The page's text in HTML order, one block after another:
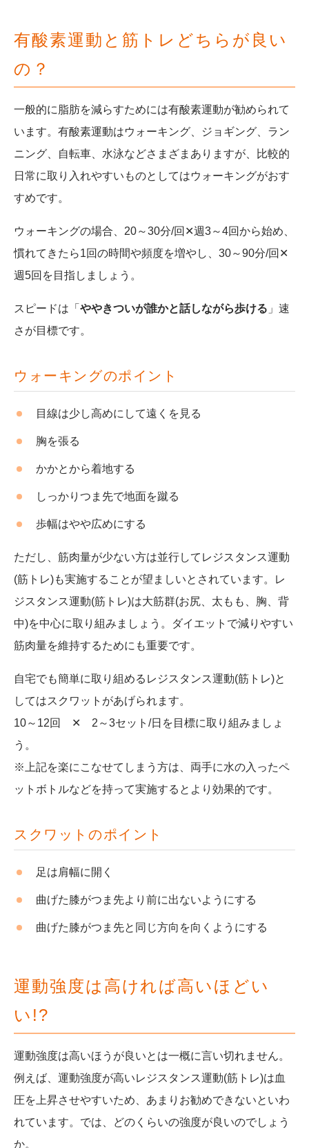
有酸素運動と筋トレどちらが良い
の？
一般的に脂肪を減らすためには有酸素運動が勧められて
います。 有酸素運動はウォーキング、ジョギング、ラン
ニング、自転車、水泳などさまざまありますが、比較的
日常に取り入れやすいものとしてはウォーキングがおす
すめです。
ウォーキングの場合、20～30分/回✕週3～4回から始め、
慣れてきたら1回の時間や頻度を増やし、30～90分/回✕
週5回を目指しましょう。
スピードは「 ややきついが誰かと話しながら歩ける 」速
さが目標です。
ウォーキングのポイント
目線は少し高めにして遠くを見る
胸を張る
かかとから着地する
しっかりつま先で地面を蹴る
歩幅はやや広めにする
ただし、筋肉量が少ない方は並行してレジスタンス運動
(筋トレ)も実施することが望ましいとされています。
レ
ジスタンス運動(筋トレ)は大筋群(お尻、太もも、胸、背
中)を中心に取り組みましょう。
ダイエットで減りやすい
筋肉量を維持するためにも重要です。
自宅でも簡単に取り組めるレジスタンス運動(筋トレ)と
してはスクワットがあげられます。
10～12回 ✕ 2～3セット/日を目標に取り組みましょ
う。
※上記を楽にこなせてしまう方は、両手に水の入ったペ
ットボトルなどを持って実施するとより効果的です。
スクワットのポイント
足は肩幅に開く
曲げた膝がつま先より前に出ないようにする
曲げた膝がつま先と同じ方向を向くようにする
運動強度は高ければ高いほどい
い!?
運動強度は高いほうが良いとは一概に言い切れません。
例えば、運動強度が高いレジスタンス運動(筋トレ)は血
圧を上昇させやすいため、あまりお勧めできないといわ
れています。 では、どのくらいの強度が良いのでしょう
か。